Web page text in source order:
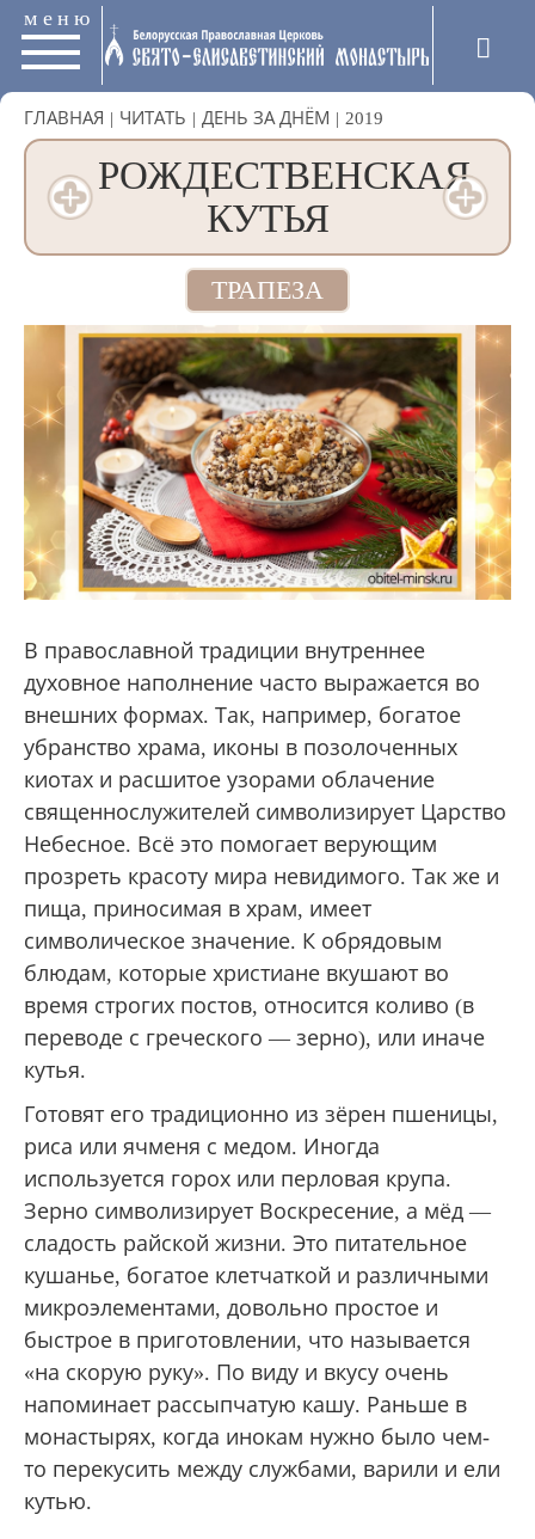
меню
ГЛАВНАЯ | ЧИТАТЬ | ДЕНЬ ЗА ДНЁМ | 2019
РОЖДЕСТВЕНСКАЯ
КУТЬЯ
ТРАПЕЗА
В православной традиции внутреннее
духовное наполнение часто выражается во
внешних формах. Так, например, богатое
убранство храма, иконы в позолоченных
киотах и расшитое узорами облачение
священнослужителей символизирует Царство
Небесное. Всё это помогает верующим
прозреть красоту мира невидимого. Так же и
пища, приносимая в храм, имеет
символическое значение. К обрядовым
блюдам, которые христиане вкушают во
время строгих постов, относится коливо (в
переводе с греческого — зерно), или иначе
кутья.
Готовят его традиционно из зёрен пшеницы,
риса или ячменя с медом. Иногда
используется горох или перловая крупа.
Зерно символизирует Воскресение, а мёд —
сладость райской жизни. Это питательное
кушанье, богатое клетчаткой и различными
микроэлементами, довольно простое и
быстрое в приготовлении, что называется
«на скорую руку». По виду и вкусу очень
напоминает рассыпчатую кашу. Раньше в
монастырях, когда инокам нужно было чем-
то перекусить между службами, варили и ели
кутью.